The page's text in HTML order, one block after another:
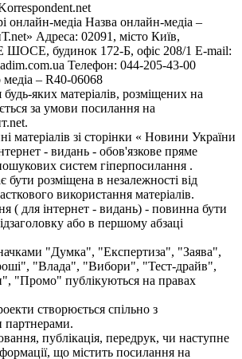
онлайн-медіа Назва онлайн-медіа –
Адреса: 02091, місто Київ,
будинок 172-Б, офіс 208/1 E-mail:
Телефон: 044-205-43-00
медіа – R40-06068
яких матеріалів, розміщених на
за умови посилання на
матеріалів зі сторінки « Новини України
- видань - обов'язкове пряме
систем гіперпосилання .
бути розміщена в незалежності від
використання матеріалів.
( для інтернет - видань) - повинна бути
або в першому абзаці
"Думка", "Експертиза", "Заява",
"Влада", "Вибори", "Тест-драйв",
"Промо" публікуються на правах
створюється спільно з
партнерами.
публікація, передрук, чи наступне
що містить посилання на